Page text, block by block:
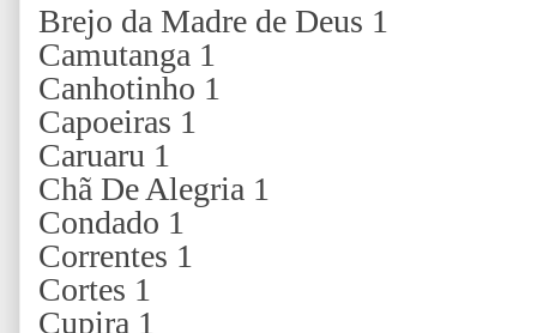
Brejo da Madre de Deus 1
Camutanga 1
Canhotinho 1
Capoeiras 1
Caruaru 1
Chã De Alegria 1
Condado 1
Correntes 1
Cortes 1
Cupira 1